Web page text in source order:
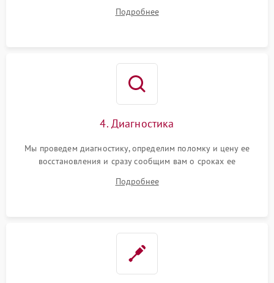
Подробнее
4. Диагностика
Мы проведем диагностику, определим поломку и цену ее
восстановления и сразу сообщим вам о сроках ее
Подробнее